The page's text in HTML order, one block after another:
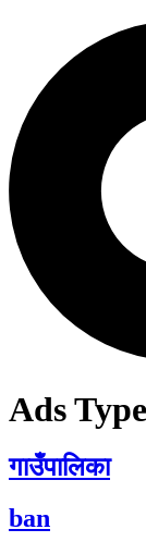
Ads
गाउँपालिका
ban